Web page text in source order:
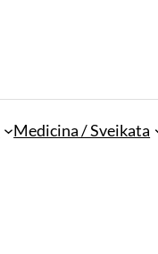
Medicina / Sveikata